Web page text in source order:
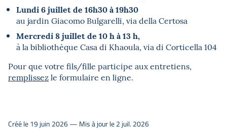
Lundi 6 juillet de 16h30 à 19h30
au jardin Giacomo Bulgarelli, via della Certosa
Mercredi 8 juillet de 10 h à 13 h,
à la bibliothèque Casa di Khaoula, via di Corticella 104
Pour que votre fils/fille participe aux entretiens,
remplissezle formulaire en ligne.
Créé le 19 juin 2026 — Mis à jour le 2 juil. 2026